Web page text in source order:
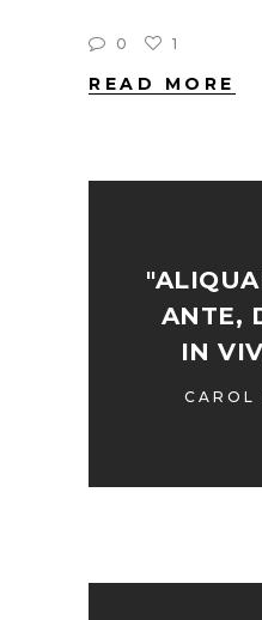
0 1
READ MORE
ANTE,
IN
CAROL